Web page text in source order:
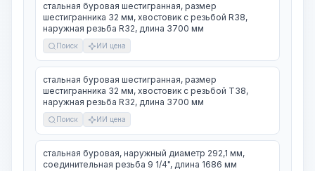
стальная буровая шестигранная, размер
шестигранника 32 мм, хвостовик с резьбой R38,
наружная резьба R32, длина 3700 мм
Поиск ИИ цена
стальная буровая шестигранная, размер
шестигранника 32 мм, хвостовик с резьбой T38,
наружная резьба R32, длина 3700 мм
Поиск ИИ цена
стальная буровая, наружный диаметр 292,1 мм,
соединительная резьба 9 1/4", длина 1686 мм